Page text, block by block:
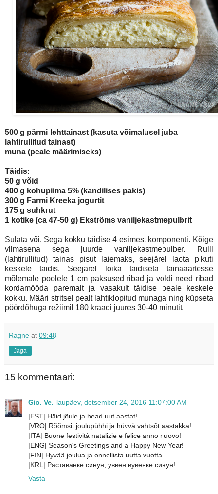
500 g pärmi-lehttainast (kasuta võimalusel juba
lahtirullitud tainast)
muna (peale määrimiseks)
Täidis:
50 g võid
400 g kohupiima 5% (kandilises pakis)
300 g Farmi Kreeka jogurtit
175 g suhkrut
1 kotike (ca 47-50 g) Ekströms vaniljekastmepulbrit
Sulata või. Sega kokku täidise 4 esimest komponenti. Kõige
viimasena sega juurde vaniljekastmepulber. Rulli
(lahtirullitud) tainas pisut laiemaks, seejärel laota pikuti
keskele täidis. Seejärel lõika täidiseta tainaäärtesse
mõlemale poolele 1 cm paksused ribad ja voldi need ribad
kordamööda paremalt ja vasakult täidise peale keskele
kokku. Määri stritsel pealt lahtiklopitud munaga ning küpseta
pöördõhuga režiimil 180 kraadi juures 30-40 minutit.
Ragne at 09:48
Jaga
15 kommentaari:
Gio. Ve. laupäev, detsember 24, 2016 11:07:00 AM
|EST| Häid jõule ja head uut aastat!
|VRO| Rõõmsit joulupühhi ja hüvvä vahtsõt aastakka!
|ITA| Buone festività natalizie e felice anno nuovo!
|ENG| Season's Greetings and a Happy New Year!
|FIN| Hyvää joulua ja onnellista uutta vuotta!
|KRL| Раставанке синун, уввен вувенке синун!
Vasta